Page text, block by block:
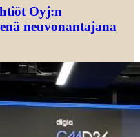
Oyj:n
neuvonantajana